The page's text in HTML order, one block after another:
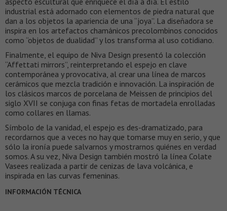
industrial está adornado con elementos de piedra natural que
dan a los objetos la apariencia de una “joya”. La diseñadora se
inspira en los artefactos chamánicos precolombinos conocidos
como “objetos de dualidad” y los transforma al uso cotidiano.
Finalmente, el equipo de Niva Design presentó la colección
“Affettati mirrors”, reinterpretando el espejo en clave
contemporánea y provocativa, al crear una línea de marcos
cerámicos que mezcla tradición e innovación. La inspiración de
los clásicos marcos de porcelana de Meissen de principios del
siglo XVII se conjuga con finas fetas de mortadela enrolladas
como collares en llamas.
Símbolo de la vanidad, el espejo es des-dramatizado, para
recordarnos que a veces no hay que tomarse muy en serio, y que
sólo la ironía puede salvarnos y mostrarnos quiénes en verdad
somos. A su vez, Niva Design también mostró la línea Colate
Vasees realizada a partir de cenizas de lava volcánica, e
inspirada en las curvas femeninas.
INFORMACIÓN TÉCNICA